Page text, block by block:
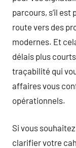
parcours, s’il est
route vers des
modernes. Et
délais plus
traçabilité qui
affaires vous
opérationnels.
Si vous
clarifier votre